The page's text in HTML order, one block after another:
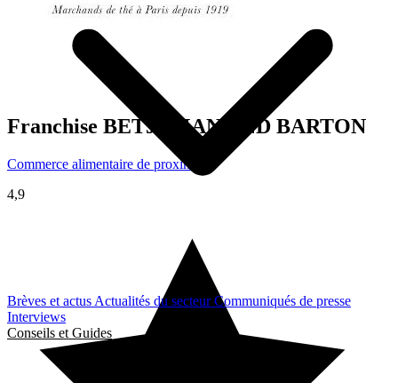
Brèves et actus Actualités du secteurCommuniqués de presse
Interviews
Conseils et Guides
Franchise BETJEMAN AND BARTON
Commerce alimentaire de proximité
4,9